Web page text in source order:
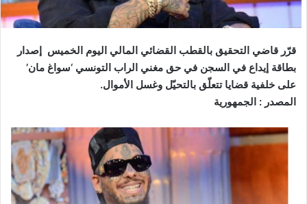
قرّر قاضي التحقيق بالقطب القضائي المالي اليوم الخميس إصدار
بطاقة إيداع في السجن في حق مغني الراب التونسي ‘سواغ مان’
على خلفية قضايا تتعلّق بالتحيّل وغسل الأموال.
المصدر : الجمهورية